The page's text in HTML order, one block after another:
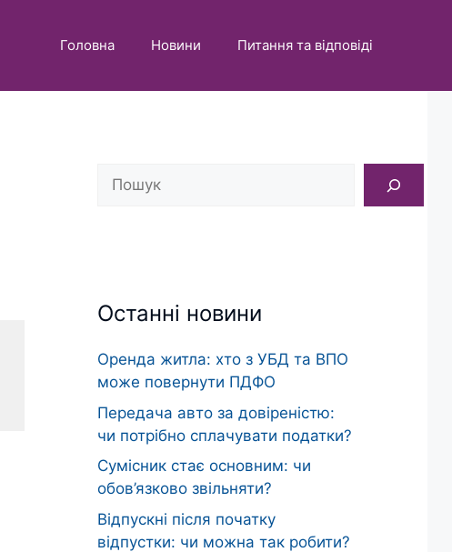
Головна Новини Питання та відповіді
Пошук
Останні новини
Оренда житла: хто з УБД та ВПО
може повернути ПДФО
Передача авто за довіреністю:
чи потрібно сплачувати податки?
Сумісник стає основним: чи
обов’язково звільняти?
Відпускні після початку
відпустки: чи можна так робити?